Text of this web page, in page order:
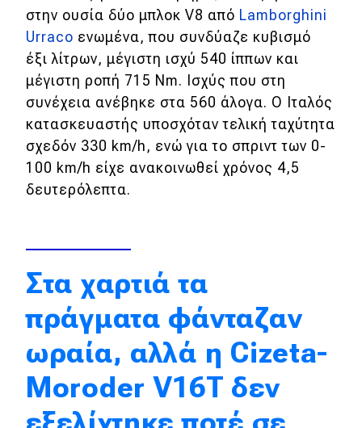
Eco
Νέα
Τεχνολογία
Mobility
Σταθμοί φόρτισης
Παρουσιάσεις
DRIVE Away
MOTO
Μεταχειρισμένο
στην ουσία δύο μπλοκ V8 από Lamborghini
Urraco ενωμένα, που συνδύαζε κυβισμό
έξι λίτρων, μέγιστη ισχύ 540 ίππων και
μέγιστη ροπή 715 Nm. Ισχύς που στη
συνέχεια ανέβηκε στα 560 άλογα. Ο Ιταλός
κατασκευαστής υποσχόταν τελική ταχύτητα
σχεδόν 330 km/h, ενώ για το σπριντ των 0-
100 km/h είχε ανακοινωθεί χρόνος 4,5
δευτερόλεπτα.
Στα χαρτιά τα
πράγματα φάνταζαν
ωραία, αλλά η Cizeta-
Moroder V16T δεν